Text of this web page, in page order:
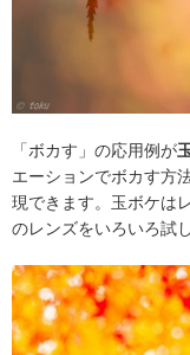
「ボカす」の応用例が
エーションでボカす方
現できます。玉ボケは
のレンズをいろいろ試